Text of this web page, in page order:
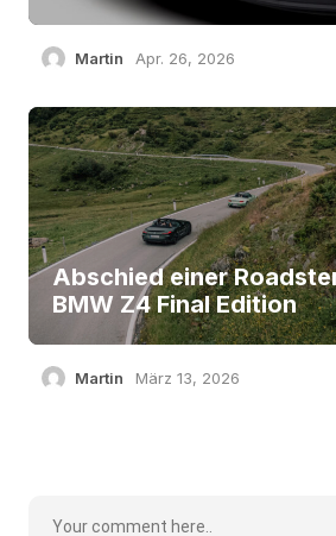
Martin Apr. 26, 2026
Abschied einer
BMW Z4 Final Edition
Martin März 13, 2026